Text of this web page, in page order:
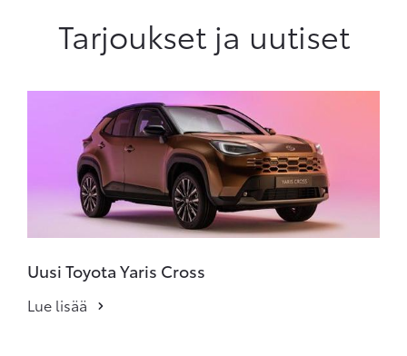
Tarjoukset ja uutiset
Uusi Toyota Yaris Cross
Lue lisää